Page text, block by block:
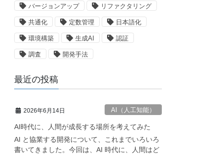
バージョンアップ リファクタリング
共通化 定数管理 日本語化
環境構築 生成AI 認証
調査 開発手法
最近の投稿
2026年6月14日 AI（人工知能）
AI時代に、人間が成長する場所を考えてみた
AI と協業する開発について、これまでいろいろ
書いてきました。今回は、AI 時代に、人間はど